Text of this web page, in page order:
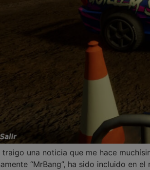
traigo una noticia que me hace
“MrBang”, ha sido incluido en